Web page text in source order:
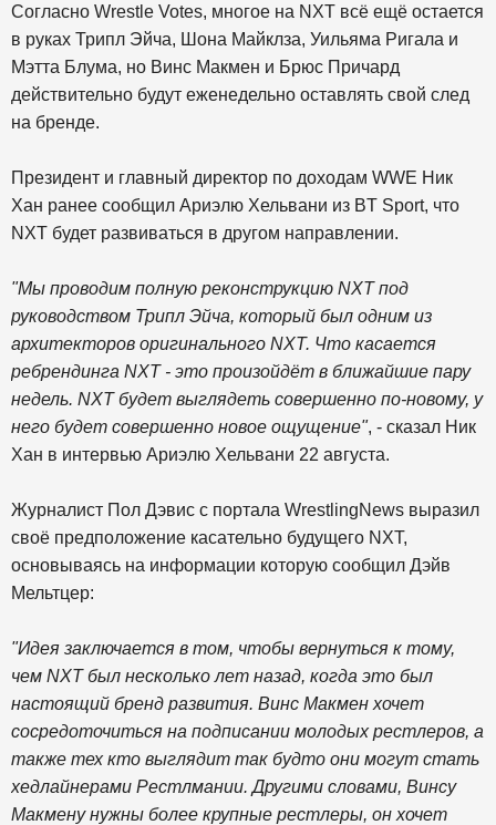
Согласно Wrestle Votes, многое на NXT всё ещё остается
в руках Трипл Эйча, Шона Майклза, Уильяма Ригала и
Мэтта Блума, но Винс Макмен и Брюс Причард
действительно будут еженедельно оставлять свой след
на бренде.
Президент и главный директор по доходам WWE Ник
Хан ранее сообщил Ариэлю Хельвани из BT Sport, что
NXT будет развиваться в другом направлении.
"Мы проводим полную реконструкцию NXT под
руководством Трипл Эйча, который был одним из
архитекторов оригинального NXT. Что касается
ребрендинга NXT - это произойдёт в ближайшие пару
недель. NXT будет выглядеть совершенно по-новому, у
него будет совершенно новое ощущение", - сказал Ник
Хан в интервью Ариэлю Хельвани 22 августа.
Журналист Пол Дэвис с портала WrestlingNews выразил
своё предположение касательно будущего NXT,
основываясь на информации которую сообщил Дэйв
Мельтцер:
"Идея заключается в том, чтобы вернуться к тому,
чем NXT был несколько лет назад, когда это был
настоящий бренд развития. Винс Макмен хочет
сосредоточиться на подписании молодых рестлеров, а
также тех кто выглядит так будто они могут стать
хедлайнерами Рестлмании. Другими словами, Винсу
Макмену нужны более крупные рестлеры, он хочет